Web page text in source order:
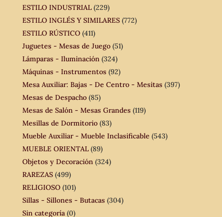
ESTILO INDUSTRIAL (229)
ESTILO INGLÉS Y SIMILARES (772)
ESTILO RÚSTICO (411)
Juguetes - Mesas de Juego (51)
Lámparas - Iluminación (324)
Máquinas - Instrumentos (92)
Mesa Auxiliar: Bajas - De Centro - Mesitas (397)
Mesas de Despacho (85)
Mesas de Salón - Mesas Grandes (119)
Mesillas de Dormitorio (83)
Mueble Auxiliar - Mueble Inclasificable (543)
MUEBLE ORIENTAL (89)
Objetos y Decoración (324)
RAREZAS (499)
RELIGIOSO (101)
Sillas - Sillones - Butacas (304)
Sin categoría (0)